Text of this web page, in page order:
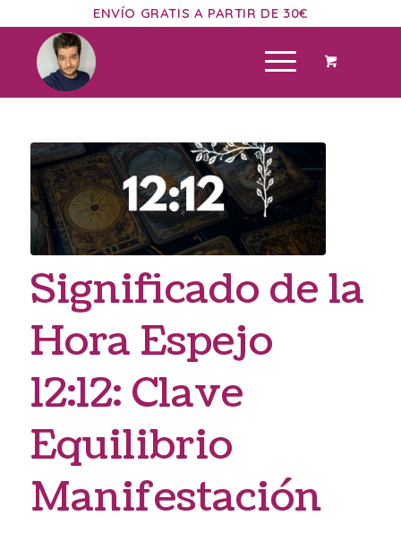
ENVÍO GRATIS A PARTIR DE 30€
Significado de la
Hora Espejo
12:12: Clave
Equilibrio
Manifestación